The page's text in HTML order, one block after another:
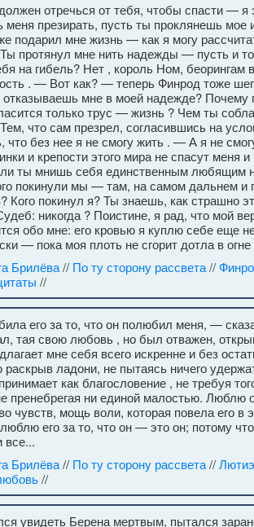
отречься от тебя, чтобы спасти — я
презирать, пусть ты проклянешь
подарил мне жизнь — как я могу
протянул мне нить надежды — пусть и
на гибель? Нет , король Ном, беорингам
. — Вот как? — теперь Финрод тоже
мне в моей надежде? Почему
только трус — жизнь ? Чем ты
что сам презрел, согласившись на
что без нее я не смогу жить . — А я не
и крепости этого мира не спасут меня
ты мнишь себя единственным любящим
покинули мы — там, на самом дальнем и
Кого покинул я? Ты знаешь, как страшно
никогда ? Поистине, я рад, что мой
обо мне: его кровью я куплю себе еще
— пока моя плоть не сгорит дотла в
Брилёва// По ту сторону рассвета//
//
его за то, что он полюбил меня, —
тая свою любовь , но был отважен,
мне себя всего искренне и без
раскрыв ладони, не пытаясь ничего
как благословение , не требуя
пренебрегая ни единой малостью. Люблю
чувств, мощь воли, которая повела его в
его за то, что он — это он; потому
все...
Брилёва// По ту сторону рассвета//
//
увидеть Берена мертвым, пытался